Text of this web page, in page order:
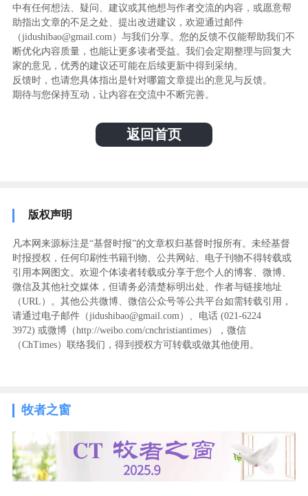
中有任何想法、疑问、建议或其他想与作者交流的内容，或愿意帮
助指出文章的不足之处、提出改进建议，欢迎通过邮件
（jidushibao@gmail.com）与我们分享。您的反馈不仅能帮助我们不
断优化内容质量，也能让更多读者受益。我们会定期整理与回复大
家的意见，优秀的建议还可能在后续更新中得到采纳。
反馈时，也请您具体指出是针对哪篇文章提出的意见与反馈。
期待与您保持互动，让内容在交流中不断完善。
返回首页
版权声明
凡本网来源标注是“基督时报”的文章权归基督时报所有。未经基督
时报授权，任何印刷性书籍刊物、公共网站、电子刊物不得转载或
引用本网图文。欢迎个体读者转载或分享于您个人的博客、微博、
微信及其他社交媒体，但请务必清楚标明出处、作者与链接地址
（URL）。其他公共微博、微信公众号等公共平台如需转载引用，
请通过电子邮件（jidushibao@gmail.com）、电话 (021-6224
3972) ‬或微博（http://weibo.com/cnchristiantimes），微信
（ChTimes）联络我们，得到授权方可转载或做其他使用。
牧者之窗